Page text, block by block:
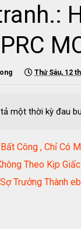
Thứ Sáu, 12
một thời kỳ đau
Công , Chỉ Có
Theo Kịp
Trưởng Thành